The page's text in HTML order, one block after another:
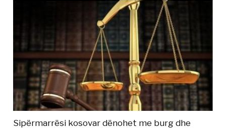
Sipërmarrësi kosovar dënohet me burg dhe